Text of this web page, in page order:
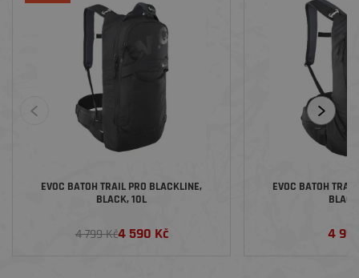
EVOC BATOH TRAIL PRO BLACKLINE,
BLACK, 10L
4 799 Kč4 590 Kč
EVOC BATOH
4